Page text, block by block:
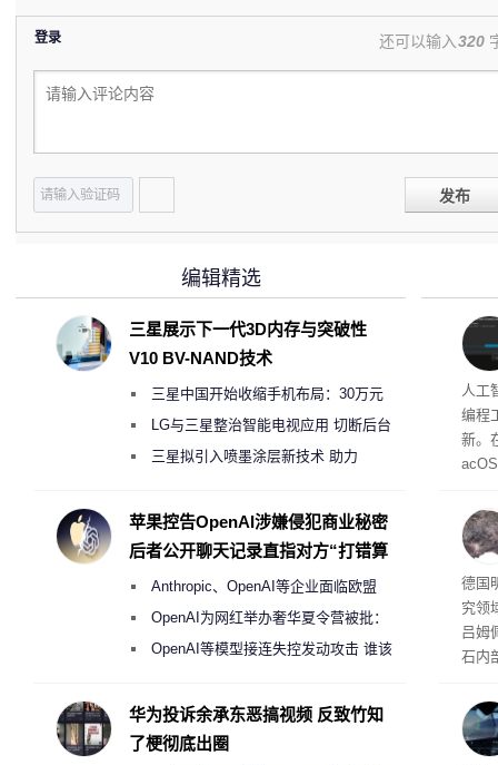
登录 还可以输入320
发布
多
人工
编程
新。
互相
调工
囊”
德国
究领
吕姆
石内
演
报告
编辑精选
三星展示下一代3D内存与突破性
V10 BV-NAND技术
三星中国开始收缩手机布局：30万元
月销售额不达标门店 将被逐步清退
LG与三星整治智能电视应用 切断后台
偷偷共享带宽的违规行为
三星拟引入喷墨涂层新技术 助力
度
苹果控告OpenAI涉嫌侵犯商业秘密
后者公开聊天记录直指对方“打错算
Anthropic、OpenAI等企业面临欧盟
《人工智能法案》全新执法权限审查
OpenAI为网红举办奢华夏令营被批：
2000美元一晚 遭讽“反乌托邦”
OpenAI等模型接连失控发动攻击 谁该
华为投诉余承东恶搞视频 反致竹知
了梗彻底出圈